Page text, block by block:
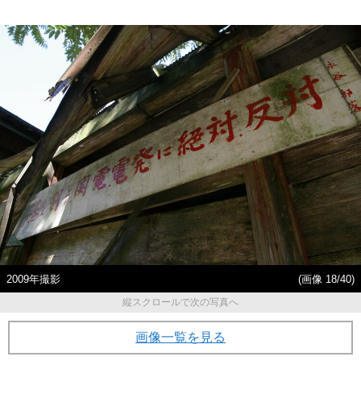
2009年撮影
(画像 18/40)
縦スクロールで次の写真へ
画像一覧を見る